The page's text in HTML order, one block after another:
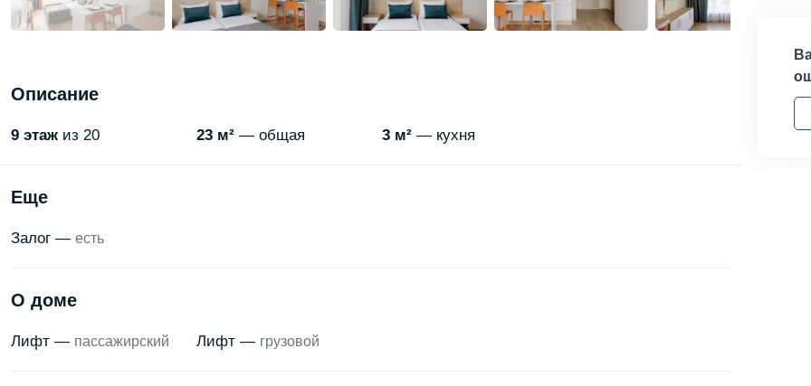
Описание
9 этаж из 20 23 м²— общая 3 м²— кухня
Еще
Залог — есть
О доме
Лифт — пассажирский Лифт — грузовой